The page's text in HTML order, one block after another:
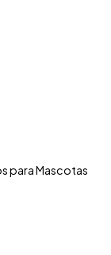
para Mascotas